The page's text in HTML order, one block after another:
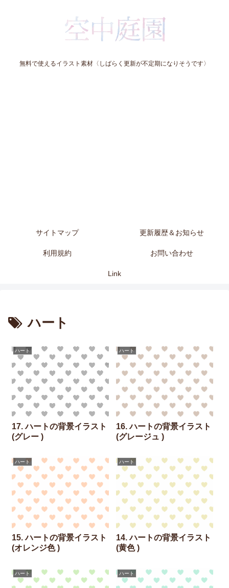
無料で使えるイラスト素材〈しばらく更新が不定期になりそうです〉
サイトマップ 更新履歴＆お知らせ
利用規約 お問い合わせ
Link
ハート
ハート
17. ハートの背景イラスト
(グレー )
ハート
16. ハートの背景イラスト
(グレージュ )
ハート
15. ハートの背景イラスト
(オレンジ色 )
ハート
14. ハートの背景イラスト
(黄色 )
ハート ハート